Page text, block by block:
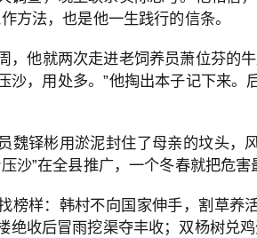
方法，也是他一生践行的信条。
，他就两次走进老饲养员萧位芬的
沙，用处多。”他掏出本子记下来。
魏铎彬用淤泥封住了母亲的坟头，
沙”在全县推广，一个冬春就把危
榜样：韩村不向国家伸手，割草养
绝收后冒雨挖渠夺丰收；双杨树兑